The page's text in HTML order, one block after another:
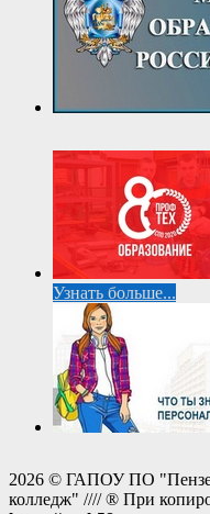
Узнать больше...
2026 © ГАПОУ ПО
колледж" //// ® При